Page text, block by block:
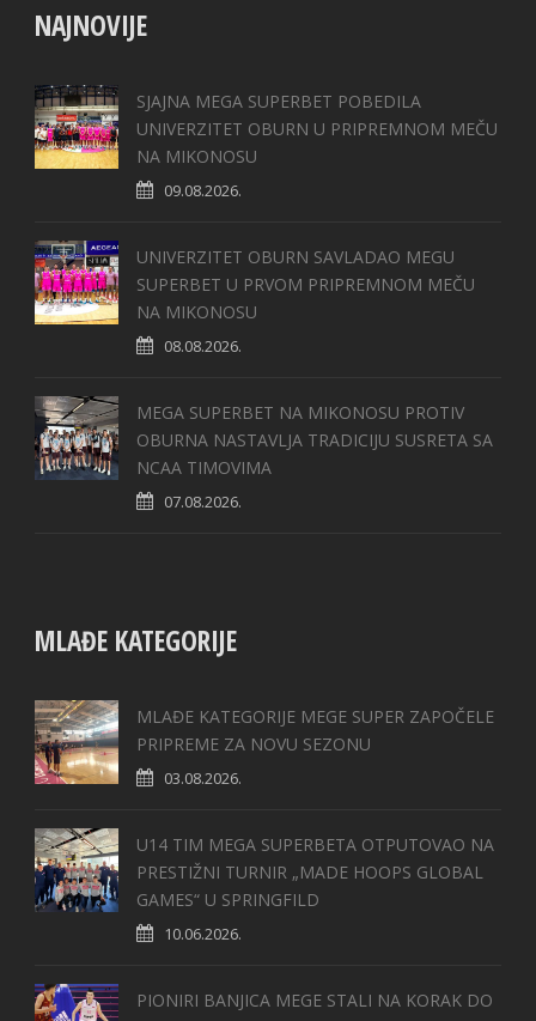
NAJNOVIJE
SJAJNA MEGA SUPERBET POBEDILA
UNIVERZITET OBURN U PRIPREMNOM MEČU
NA MIKONOSU
09.08.2026.
UNIVERZITET OBURN SAVLADAO MEGU
SUPERBET U PRVOM PRIPREMNOM MEČU
NA MIKONOSU
08.08.2026.
MEGA SUPERBET NA MIKONOSU PROTIV
OBURNA NASTAVLJA TRADICIJU SUSRETA SA
NCAA TIMOVIMA
07.08.2026.
MLAĐE KATEGORIJE
MLAĐE KATEGORIJE MEGE SUPER ZAPOČELE
PRIPREME ZA NOVU SEZONU
03.08.2026.
U14 TIM MEGA SUPERBETA OTPUTOVAO NA
PRESTIŽNI TURNIR „MADE HOOPS GLOBAL
GAMES“ U SPRINGFILD
10.06.2026.
PIONIRI BANJICA MEGE STALI NA KORAK DO